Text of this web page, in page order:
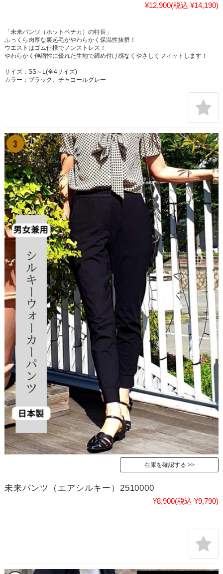
¥12,900(税込 ¥14,190)
「未来パンツ（ホットペチカ）の特長」
ふっくら肉厚な裏起毛がやわらかく保温性抜群！
ウエストはゴム仕様でノンストレス！
やわらかく伸縮性に優れた生地で締め付け感なくやさしくフィットします！
サイズ：SS～L(全4サイズ)
カラー：ブラック、チャコールグレー
在庫を確認する
未来パンツ（エアシルキー）2510000
¥8,900(税込 ¥9,790)